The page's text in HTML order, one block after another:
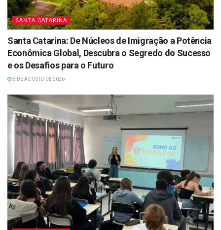
SANTA CATARINA
Santa Catarina: De Núcleos de Imigração a Potência
Econômica Global, Descubra o Segredo do Sucesso
e os Desafios para o Futuro
8 DE AGOSTO DE 2026